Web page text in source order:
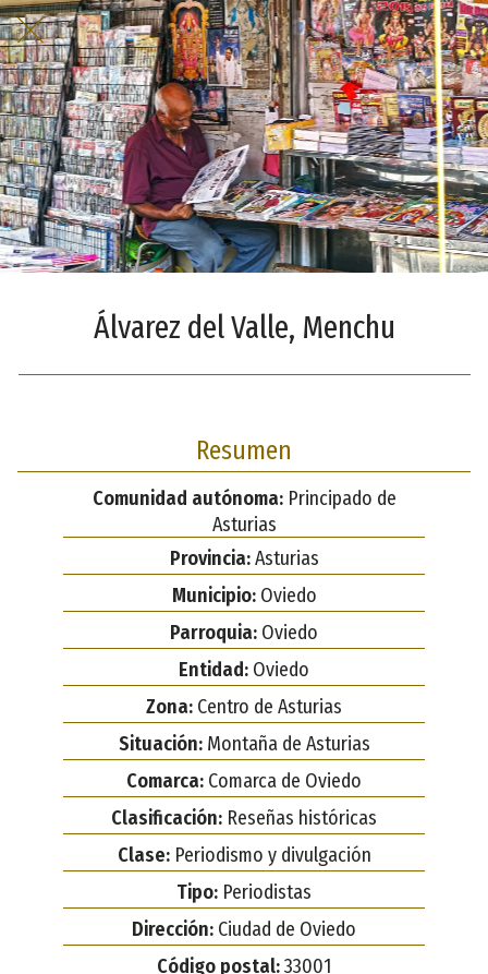
Álvarez del Valle, Menchu
Resumen
Comunidad autónoma:Principado de
Asturias
Provincia:Asturias
Municipio:Oviedo
Parroquia: Oviedo
Entidad: Oviedo
Zona: Centro de Asturias
Situación:Montaña de Asturias
Comarca: Comarca de Oviedo
Clasificación: Reseñas históricas
Clase:Periodismo y divulgación
Tipo: Periodistas
Dirección: Ciudad de Oviedo
Código postal:33001